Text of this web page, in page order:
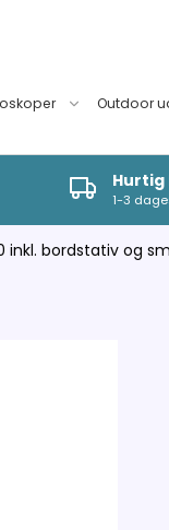
Outdoor
Hurtig
1-3
inkl. bordstativ og